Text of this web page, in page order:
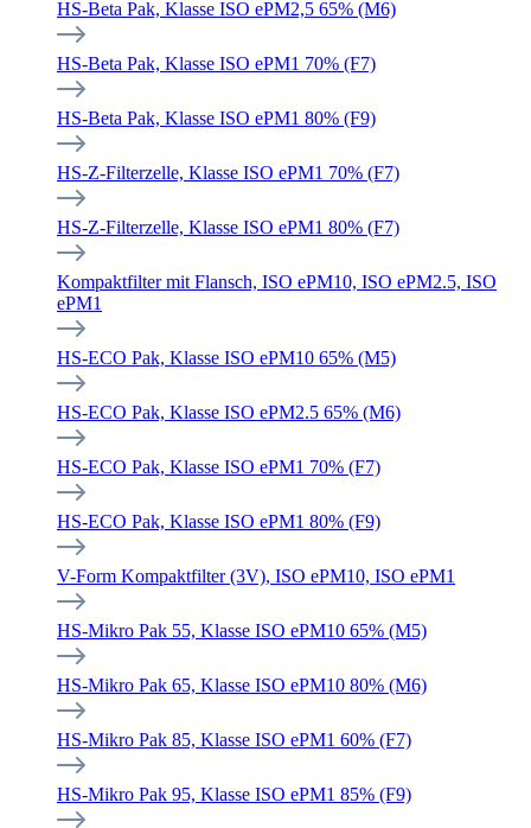
HS-Beta Pak, Klasse ISO ePM2,5 65% (M6)
HS-Beta Pak, Klasse ISO ePM1 70% (F7)
HS-Beta Pak, Klasse ISO ePM1 80% (F9)
HS-Z-Filterzelle, Klasse ISO ePM1 70% (F7)
HS-Z-Filterzelle, Klasse ISO ePM1 80% (F7)
Kompaktfilter mit Flansch, ISO ePM10, ISO ePM2.5, ISO
ePM1
HS-ECO Pak, Klasse ISO ePM10 65% (M5)
HS-ECO Pak, Klasse ISO ePM2.5 65% (M6)
HS-ECO Pak, Klasse ISO ePM1 70% (F7)
HS-ECO Pak, Klasse ISO ePM1 80% (F9)
V-Form Kompaktfilter (3V), ISO ePM10, ISO ePM1
HS-Mikro Pak 55, Klasse ISO ePM10 65% (M5)
HS-Mikro Pak 65, Klasse ISO ePM10 80% (M6)
HS-Mikro Pak 85, Klasse ISO ePM1 60% (F7)
HS-Mikro Pak 95, Klasse ISO ePM1 85% (F9)